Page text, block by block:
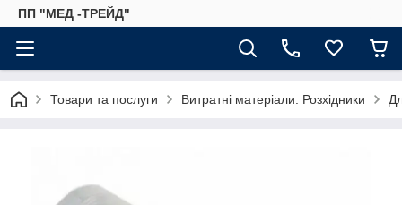
ПП "МЕД -ТРЕЙД"
Товари та послуги Витратні матеріали. Розхідники